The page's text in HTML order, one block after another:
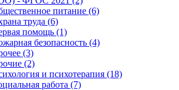
питание (6)
труда (6)
помощь (1)
безопасность (4)
(3)
(2)
и психотерапия (18)
работа (7)